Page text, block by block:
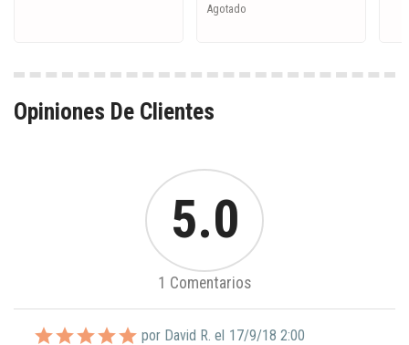
Agotado
Opiniones De Clientes
5.0
1 Comentarios
por David R. el 17/9/18 2:00